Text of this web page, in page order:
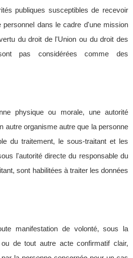
publiques susceptibles de recevoir
dans le cadre d'une mission
du droit de l'Union ou du droit des
pas considérées comme des
physique ou morale, une autorité
autre organisme autre que la personne
du traitement, le sous-traitant et les
l'autorité directe du responsable du
sont habilitées à traiter les données
manifestation de volonté, sous la
de tout autre acte confirmatif clair,